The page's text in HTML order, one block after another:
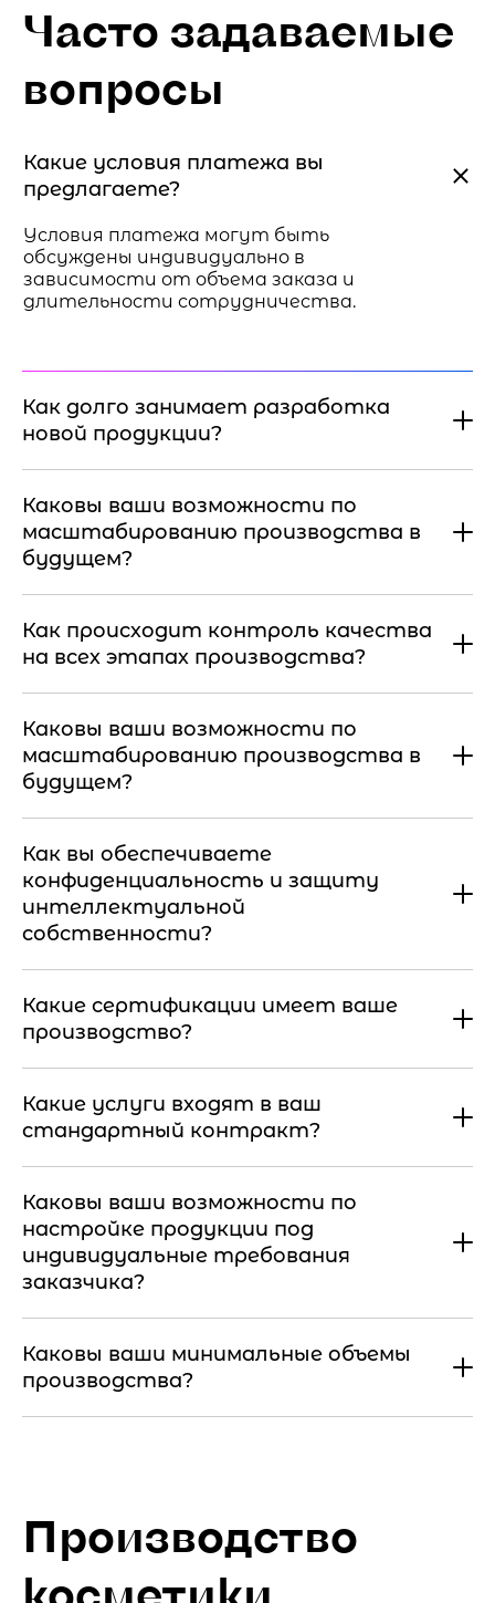
Часто задаваемые
вопросы
Какие условия платежа вы
предлагаете?
Условия платежа могут быть
обсуждены индивидуально в
зависимости от объема заказа и
длительности сотрудничества.
Как долго занимает разработка
новой продукции?
Каковы ваши возможности по
масштабированию производства в
будущем?
Как происходит контроль качества
на всех этапах производства?
Каковы ваши возможности по
масштабированию производства в
будущем?
Как вы обеспечиваете
конфиденциальность и защиту
интеллектуальной
собственности?
Какие сертификации имеет ваше
производство?
Какие услуги входят в ваш
стандартный контракт?
Каковы ваши возможности по
настройке продукции под
индивидуальные требования
заказчика?
Каковы ваши минимальные объемы
производства?
Производство
косметики